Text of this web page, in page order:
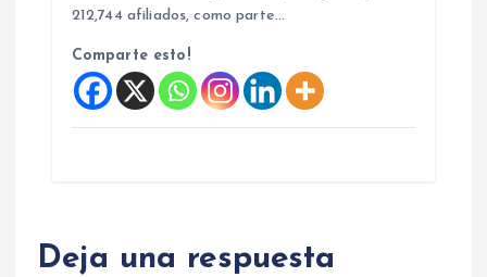
212,744 afiliados, como parte…
Comparte esto!
Deja una respuesta